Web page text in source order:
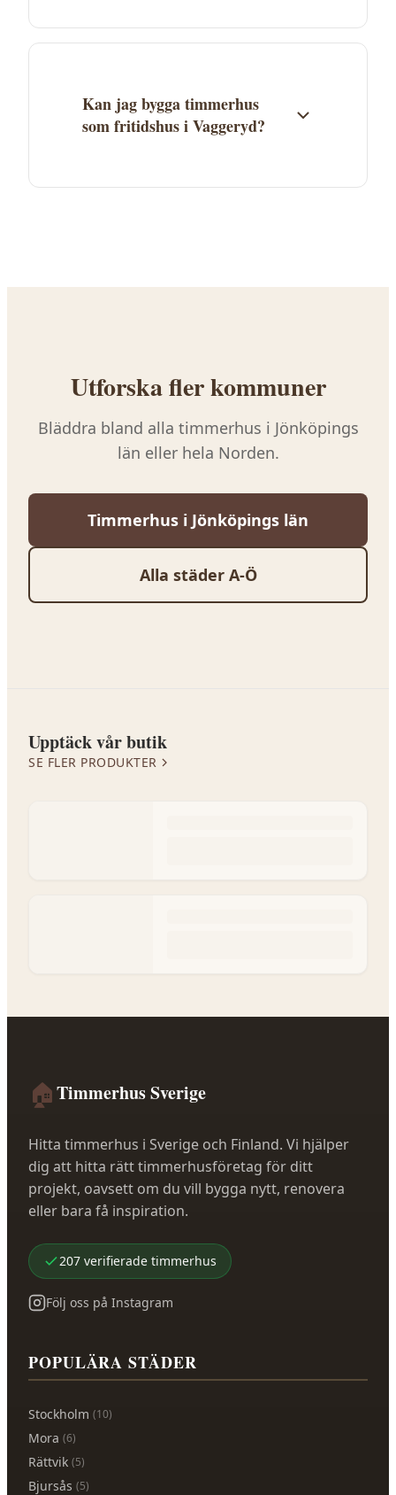
specialområden och referensprojekt.
timmerhus du vill bygga.
Kan jag bygga timmerhus
som fritidshus i Vaggeryd?
Utforska fler kommuner
Bläddra bland alla timmerhus i Jönköpings
län eller hela Norden.
Timmerhus i Jönköpings län
Alla städer A-Ö
Upptäck vår butik
SE FLER PRODUKTER
🏠Timmerhus Sverige
Hitta timmerhus i Sverige och Finland. Vi hjälper
dig att hitta rätt timmerhusföretag för ditt
projekt, oavsett om du vill bygga nytt, renovera
eller bara få inspiration.
207 verifierade timmerhus
Följ oss på Instagram
POPULÄRA STÄDER
Stockholm (10)
Mora (6)
Rättvik (5)
Bjursås (5)